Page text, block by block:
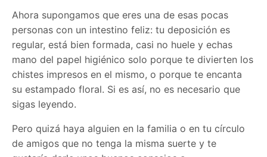
Ahora supongamos que eres una de esas pocas
personas con un intestino feliz: tu deposición es
regular, está bien formada, casi no huele y echas
mano del papel higiénico solo porque te divierten los
chistes impresos en el mismo, o porque te encanta
su estampado floral. Si es así, no es necesario que
sigas leyendo.
Pero quizá haya alguien en la familia o en tu círculo
de amigos que no tenga la misma suerte y te